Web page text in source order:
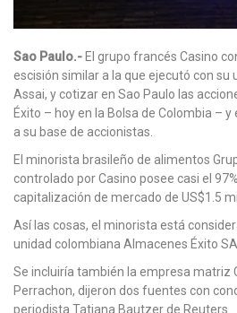
Sao Paulo.- El grupo francés Casino
escisión similar a la que ejecutó con su
Assai, y cotizar en Sao Paulo las
Éxito – hoy en la Bolsa de Colombia –
a su base de accionistas.
El minorista brasileño de alimentos
controlado por Casino posee casi el
capitalización de mercado de US$1.5
Así las cosas, el minorista está
unidad colombiana Almacenes Éxito
Se incluiría también la empresa matriz
Perrachon, dijeron dos fuentes con
periodista Tatiana Bautzer de Reuters.